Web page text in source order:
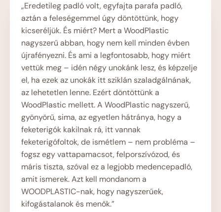
„Eredetileg padló volt, egyfajta parafa padló,
aztán a feleségemmel úgy döntöttünk, hogy
kicseréljük. És miért? Mert a WoodPlastic
nagyszerű abban, hogy nem kell minden évben
újrafényezni. És ami a legfontosabb, hogy miért
vettük meg – idén négy unokánk lesz, és képzelje
el, ha ezek az unokák itt sziklán szaladgálnának,
az lehetetlen lenne. Ezért döntöttünk a
WoodPlastic mellett. A WoodPlastic nagyszerű,
gyönyörű, sima, az egyetlen hátránya, hogy a
feketerigók kakilnak rá, itt vannak
feketerigófoltok, de ismétlem – nem probléma –
fogsz egy vattapamacsot, felporszívózod, és
máris tiszta, szóval ez a legjobb medencepadló,
amit ismerek. Azt kell mondanom a
WOODPLASTIC-nak, hogy nagyszerűek,
kifogástalanok és menők.”